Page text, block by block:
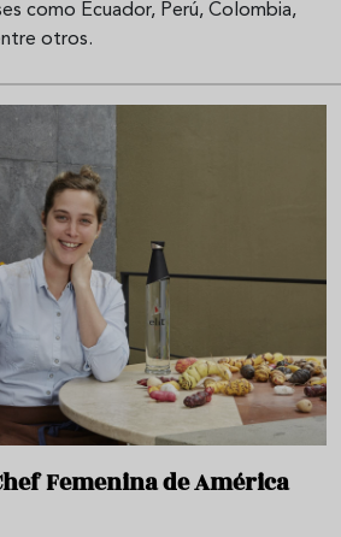
como Ecuador, Perú, Colombia,
otros.
Femenina de América